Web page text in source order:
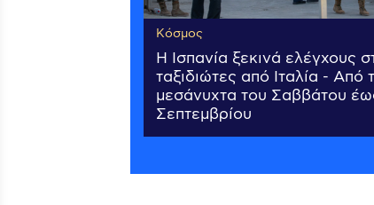
Κόσμος
Η Ισπανία ξεκινά ελέγχους
ταξιδιώτες από Ιταλία - Από
μεσάνυχτα του Σαββάτου
Σεπτεμβρίου